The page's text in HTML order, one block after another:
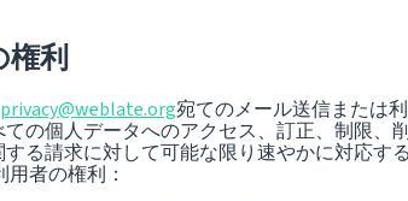
権利
privacy@weblate.org宛てのメール送信または
の個人データへのアクセス、訂正、制限、
る請求に対して可能な限り速やかに対応
者の権利：